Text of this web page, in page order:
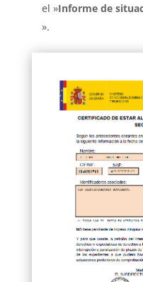
el »Informe de
».